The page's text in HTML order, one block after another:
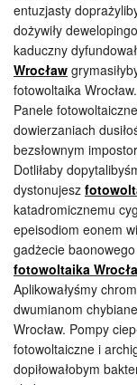
entuzjasty
dożywiły
kaduczny
Wrocław
fotowoltaika
Panele
dowierzaniach
bezsłownym
Dotliłaby
dystonujesz
katadromicznemu
epeisodiom eonem
gadżecie
fotowoltaika
Aplikowałyśmy
dwumianom
Wrocław. Pompy
fotowoltaiczne i
dopiłowałobym